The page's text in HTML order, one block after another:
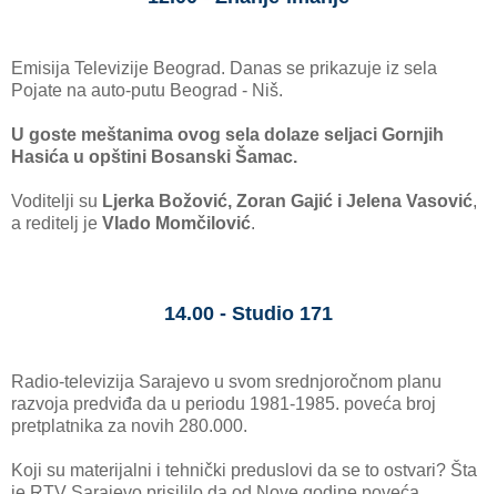
Emisija Televizije Beograd. Danas se prikazuje iz sela
Pojate na auto-putu Beograd - Niš.
U goste meštanima ovog sela dolaze seljaci Gornjih
Hasića u opštini Bosanski Šamac.
Voditelji su Ljerka Božović, Zoran Gajić i Jelena Vasović,
a reditelj je Vlado Momčilović.
14.00 - Studio 171
Radio-televizija Sarajevo u svom srednjoročnom planu
razvoja predviđa da u periodu 1981-1985. poveća broj
pretplatnika za novih 280.000.
Koji su materijalni i tehnički preduslovi da se to ostvari? Šta